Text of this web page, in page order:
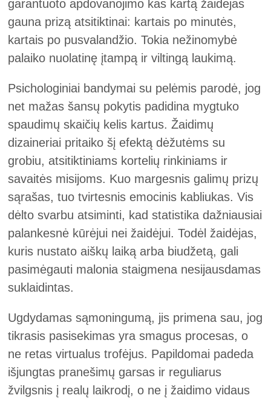
garantuoto apdovanojimo kas kartą žaidėjas
gauna prizą atsitiktinai: kartais po minutės,
kartais po pusvalandžio. Tokia nežinomybė
palaiko nuolatinę įtampą ir viltingą laukimą.
Psichologiniai bandymai su pelėmis parodė, jog
net mažas šansų pokytis padidina mygtuko
spaudimų skaičių kelis kartus. Žaidimų
dizaineriai pritaiko šį efektą dėžutėms su
grobiu, atsitiktiniams kortelių rinkiniams ir
savaitės misijoms. Kuo margesnis galimų prizų
sąrašas, tuo tvirtesnis emocinis kabliukas. Vis
dėlto svarbu atsiminti, kad statistika dažniausiai
palankesnė kūrėjui nei žaidėjui. Todėl žaidėjas,
kuris nustato aiškų laiką arba biudžetą, gali
pasimėgauti malonia staigmena nesijausdamas
suklaidintas.
Ugdydamas sąmoningumą, jis primena sau, jog
tikrasis pasisekimas yra smagus procesas, o
ne retas virtualus trofėjus. Papildomai padeda
išjungtas pranešimų garsas ir reguliarus
žvilgsnis į realų laikrodį, o ne į žaidimo vidaus